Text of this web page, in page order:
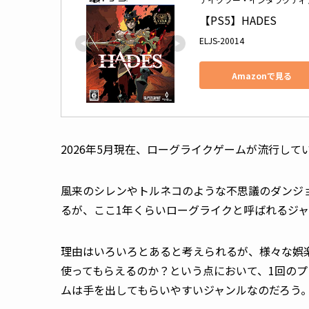
【PS5】HADES
ELJS-20014
Amazonで見る
2026年5月現在、ローグライクゲームが流行して
風来のシレンやトルネコのような不思議のダン
るが、ここ1年くらいローグライクと呼ばれるジ
理由はいろいろとあると考えられるが、様々な
使ってもらえるのか？という点において、1回の
ムは手を出してもらいやすいジャンルなのだろう